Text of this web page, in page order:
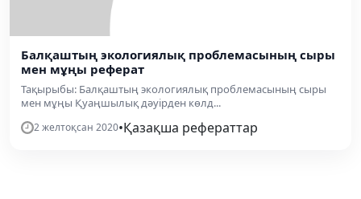
Балқаштың экологиялық проблемасының сыры
мен мұңы реферат
Тақырыбы: Балқаштың экологиялық проблемасының сыры
мен мұңы Қуаңшылық дәуірден көлд...
2 желтоқсан 2020•Қазақша рефераттар